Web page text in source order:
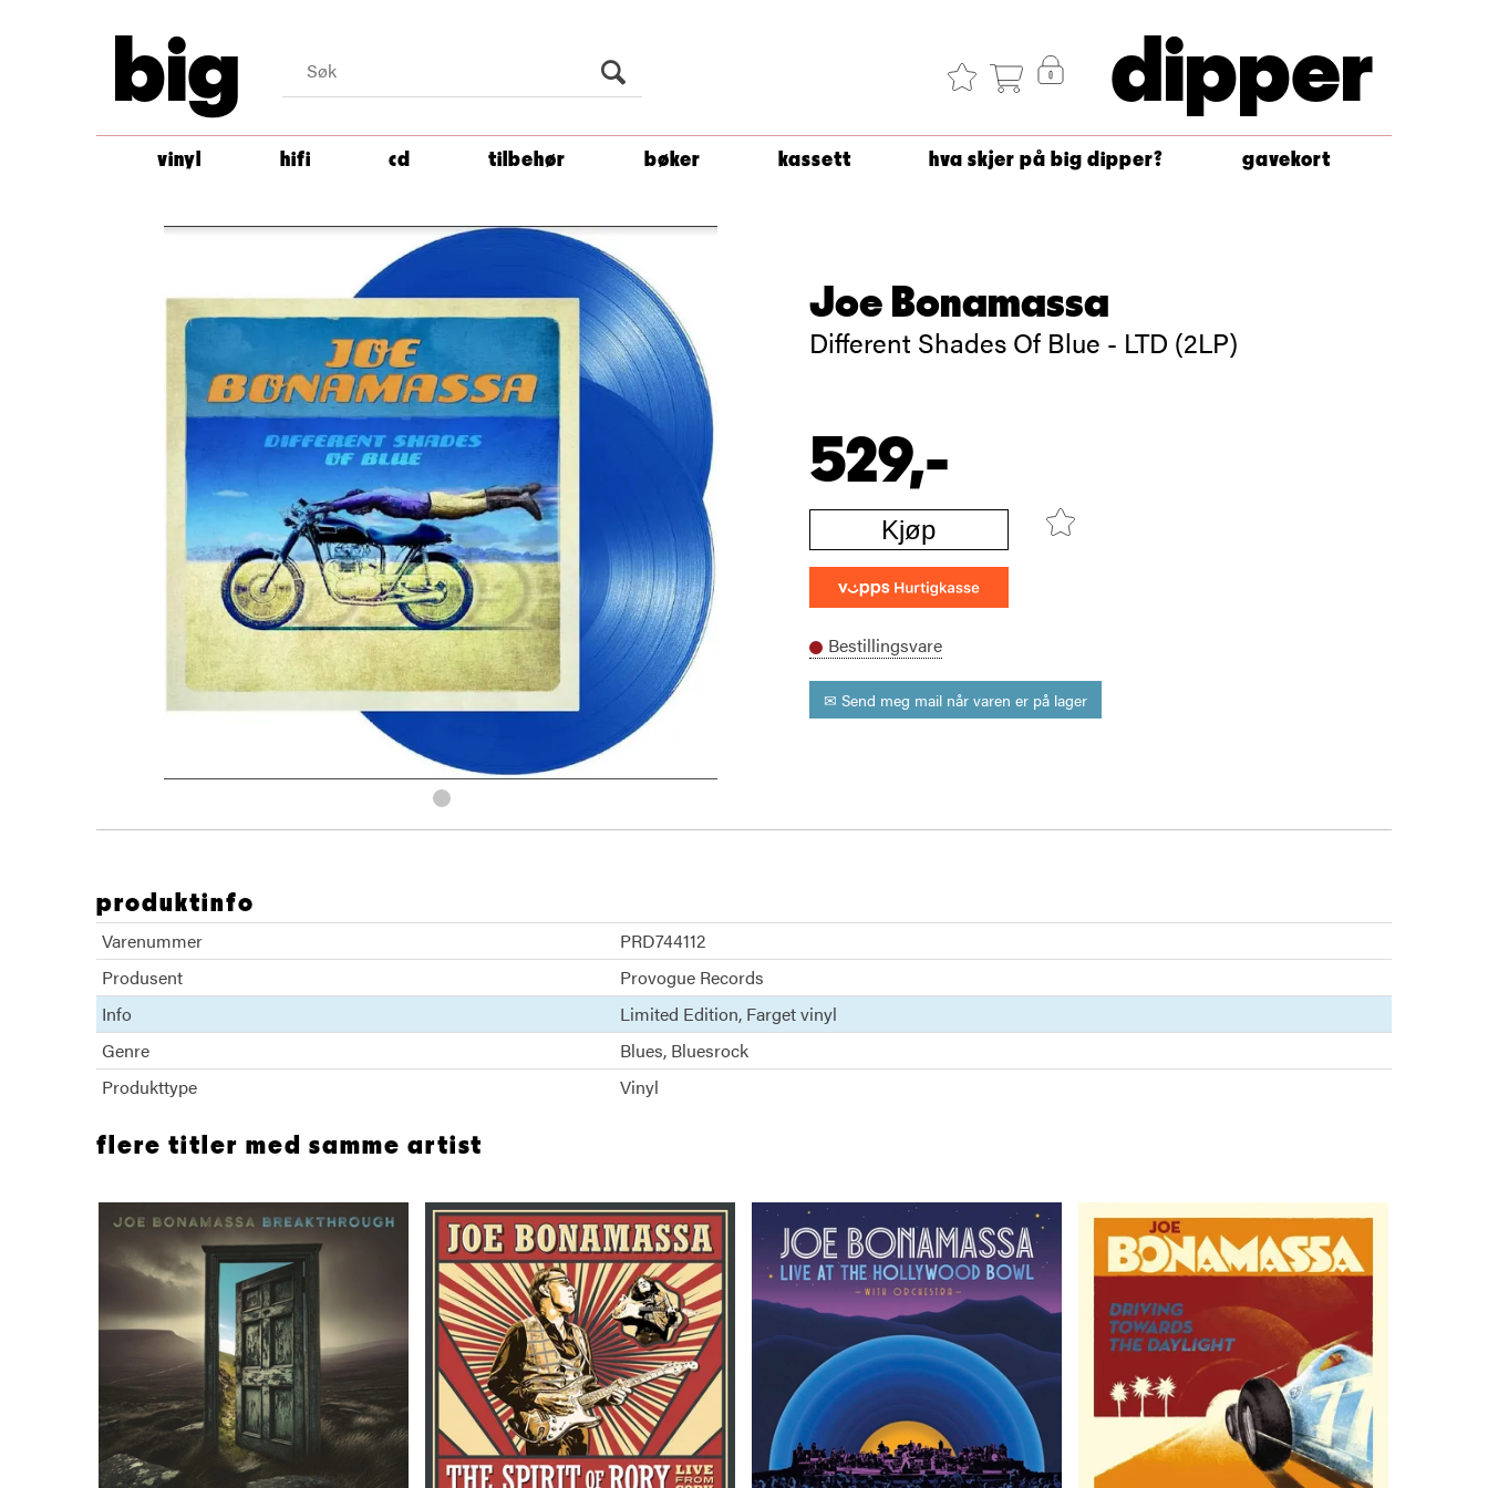
big dipper
vinyl hifi cd tilbehør bøker kassett hva skjer på big dipper? gavekort
Joe Bonamassa
Different Shades Of Blue - LTD (2LP)
529,-
Kjøp
Bestillingsvare
✉ Send meg mail når varen er på lager
produktinfo
Varenummer
PRD744112
Produsent
Provogue Records
Info
Limited Edition Farget vinyl
Genre
Blues Bluesrock
Produkttype
Vinyl
flere titler med samme artist